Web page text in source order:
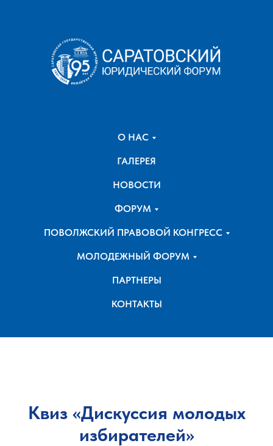
О НАС
ГАЛЕРЕЯ
НОВОСТИ
ФОРУМ
ПОВОЛЖСКИЙ ПРАВОВОЙ КОНГРЕСС
МОЛОДЕЖНЫЙ ФОРУМ
ПАРТНЕРЫ
КОНТАКТЫ
Квиз «Дискуссия молодых
избирателей»